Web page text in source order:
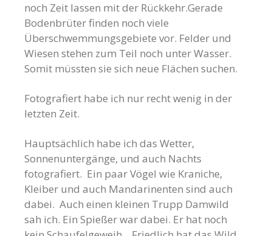
noch Zeit lassen mit der Rückkehr.Gerade
Bodenbrüter finden noch viele
Überschwemmungsgebiete vor. Felder und
Wiesen stehen zum Teil noch unter Wasser.
Somit müssten sie sich neue Flächen suchen.
Fotografiert habe ich nur recht wenig in der
letzten Zeit.
Hauptsächlich habe ich das Wetter,
Sonnenuntergänge, und auch Nachts
fotografiert. Ein paar Vögel wie Kraniche,
Kleiber und auch Mandarinenten sind auch
dabei. Auch einen kleinen Trupp Damwild
sah ich. Ein Spießer war dabei. Er hat noch